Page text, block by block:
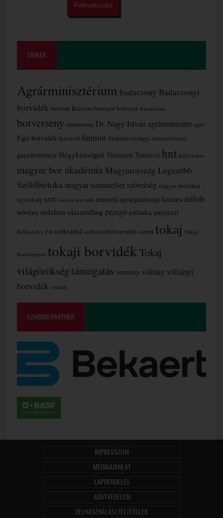
CÍMKÉK
Agrárminisztérium badacsony Badacsonyi
borvidék balaton Balaton borrégió borteszt borturizmus
borverseny chardonnay Dr. Nagy István agrárminiszter eger
Egri borvidék fesztivál furmint földművelésügyi minisztérium
gasztronómia Hegyközségek Nemzeti Tanácsa hnt kékfrankos
magyar bor akadémia Magyarország Legszebb
Szőlőbirtoka magyar sommelier szövetség magyar turisztikai
ügynökség MTÜ mátrai borvidék nemzeti agrárgazdasági kamara nébih
növényvédelem olaszrizling pezsgő pálinka pályázat
Rókusfalvy Pál szekszárd szekszárdi borvidék szüret tokaj Tokaji
Borlovagrend tokaji borvidék Tokaj
világörökségtámogatás verseny villány villányi
borvidék vinitaly
SZAKMAI PARTNER
IMPRESSZUM
MÉDIAAJÁNLAT
LAPRENDELÉS
ADATVÉDELEM
FELHASZNÁLÁSI FELTÉTELEK